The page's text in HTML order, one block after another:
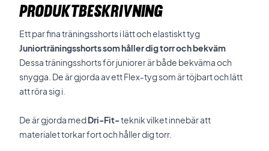
PRODUKTBESKRIVNING
Ett par fina träningsshorts i lätt och elastiskt tyg
Juniorträningsshorts som håller dig torr och bekväm
Dessa träningsshorts för juniorer är både bekväma och
snygga. De är gjorda av ett Flex-tyg som är töjbart och lätt
att röra sig i.
De är gjorda medDri-Fit-teknik vilket innebär att
materialet torkar fort och håller dig torr.